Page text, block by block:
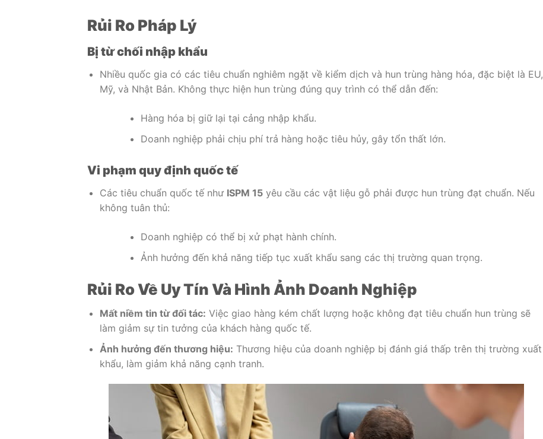
Rủi Ro Pháp Lý
Bị từ chối nhập khẩu
Nhiều quốc gia có các tiêu chuẩn nghiêm ngặt về kiểm dịch và hun trùng hàng hóa, đặc biệt là EU,
Mỹ, và Nhật Bản. Không thực hiện hun trùng đúng quy trình có thể dẫn đến:
Hàng hóa bị giữ lại tại cảng nhập khẩu.
Doanh nghiệp phải chịu phí trả hàng hoặc tiêu hủy, gây tổn thất lớn.
Vi phạm quy định quốc tế
Các tiêu chuẩn quốc tế như ISPM 15yêu cầu các vật liệu gỗ phải được hun trùng đạt chuẩn. Nếu
không tuân thủ:
Doanh nghiệp có thể bị xử phạt hành chính.
Ảnh hưởng đến khả năng tiếp tục xuất khẩu sang các thị trường quan trọng.
Rủi Ro Về Uy Tín Và Hình Ảnh Doanh Nghiệp
Mất niềm tin từ đối tác: Việc giao hàng kém chất lượng hoặc không đạt tiêu chuẩn hun trùng sẽ
làm giảm sự tin tưởng của khách hàng quốc tế.
Ảnh hưởng đến thương hiệu: Thương hiệu của doanh nghiệp bị đánh giá thấp trên thị trường xuất
khẩu, làm giảm khả năng cạnh tranh.